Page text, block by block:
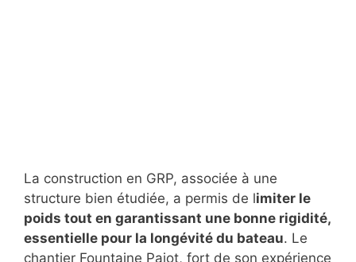
La construction en GRP, associée à une
structure bien étudiée, a permis de limiter le
poids tout en garantissant une bonne rigidité,
essentielle pour la longévité du bateau. Le
chantier Fountaine Pajot, fort de son expérience